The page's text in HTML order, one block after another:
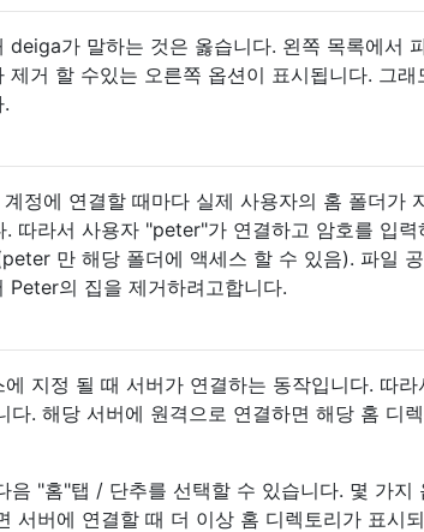
가 말하는 것은 옳습니다. 왼쪽 목록에서
거 할 수있는 오른쪽 옵션이 표시됩니다. 그래
정에 연결할 때마다 실제 사용자의 홈 폴더가
따라서 사용자 "peter"가 연결하고 암호를 입력
만 해당 폴더에 액세스 할 수 있음). 파일
Peter의 집을 제거하려고합니다.
지정 될 때 서버가 연결하는 동작입니다. 따라
. 해당 서버에 원격으로 연결하면 해당 홈 디
"홈"탭 / 단추를 선택할 수 있습니다. 몇 가지
서버에 연결할 때 더 이상 홈 디렉토리가 표시